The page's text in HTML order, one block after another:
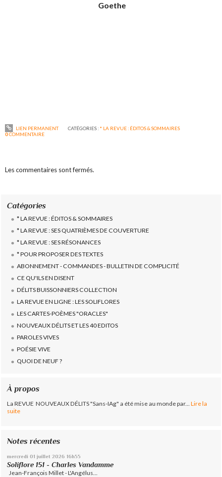
Goethe
LIEN PERMANENT CATÉGORIES : * LA REVUE : ÉDITOS & SOMMAIRES
0COMMENTAIRE
Les commentaires sont fermés.
Catégories
* LA REVUE : ÉDITOS & SOMMAIRES
* LA REVUE : SES QUATRIÈMES DE COUVERTURE
* LA REVUE : SES RÉSONANCES
* POUR PROPOSER DES TEXTES
ABONNEMENT - COMMANDES - BULLETIN DE COMPLICITÉ
CE QU'ILS EN DISENT
DÉLITS BUISSONNIERS COLLECTION
LA REVUE EN LIGNE : LES SOLIFLORES
LES CARTES-POÈMES "ORACLES"
NOUVEAUX DÉLITS ET LES 40 EDITOS
PAROLES VIVES
POÉSIE VIVE
QUOI DE NEUF ?
À propos
La REVUE NOUVEAUX DÉLITS "Sans-IAg" a été mise au monde par...
Lire la
suite
Notes récentes
mercredi 01 juillet 2026 16h55
Soliflore 151 - Charles Vandamme
Jean-François Millet - L'Angélus...